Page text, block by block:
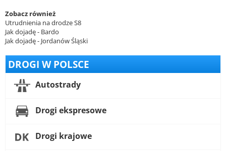
Zobacz również
Utrudnienia na drodze S8
Jak dojadę - Bardo
Jak dojadę - Jordanów Śląski
DROGI W POLSCE
Autostrady
Drogi ekspresowe
Drogi krajowe